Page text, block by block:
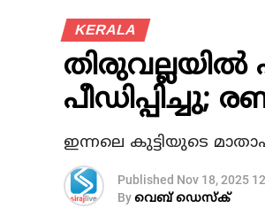
KERALA
തിരുവല്ലയില്‍
പീഡിപ്പിച്ചു;
ഇന്നലെ കുട്ടിയുടെ
Published Nov 18, 2025
Byവെബ് ഡെസ്‌ക്